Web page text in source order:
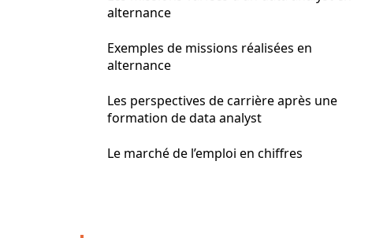
alternance
Exemples de missions réalisées en
alternance
Les perspectives de carrière après une
formation de data analyst
Le marché de l’emploi en chiffres